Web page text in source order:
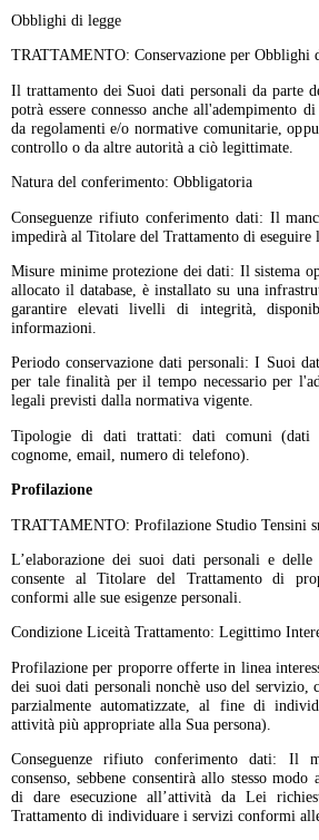
Obblighi di legge
TRATTAMENTO: Conservazione per Obblighi
Il trattamento dei Suoi dati personali da parte
potrà essere connesso anche all'adempimento
da regolamenti e/o normative comunitarie,
controllo o da altre autorità a ciò legittimate.
Natura del conferimento: Obbligatoria
Conseguenze rifiuto conferimento dati: Il
impedirà al Titolare del Trattamento di eseguire
Misure minime protezione dei dati: Il sistema
allocato il database, è installato su una
garantire elevati livelli di integrità,
informazioni.
Periodo conservazione dati personali: I Suoi
per tale finalità per il tempo necessario per
legali previsti dalla normativa vigente.
Tipologie di dati trattati: dati comuni (dati
cognome, email, numero di telefono).
Profilazione
TRATTAMENTO: Profilazione Studio Tensini
L’elaborazione dei suoi dati personali e
consente al Titolare del Trattamento di
conformi alle sue esigenze personali.
Condizione Liceità Trattamento: Legittimo
Profilazione per proporre offerte in linea
dei suoi dati personali nonchè uso del servizio,
parzialmente automatizzate, al fine di
attività più appropriate alla Sua persona).
Conseguenze rifiuto conferimento dati: Il
consenso, sebbene consentirà allo stesso
di dare esecuzione all’attività da Lei
Trattamento di individuare i servizi conformi